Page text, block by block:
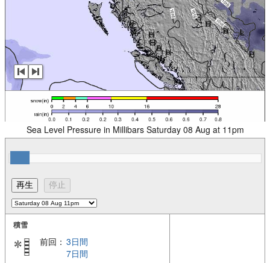
Sea Level Pressure in Millibars Saturday 08 Aug at 11pm
積雪
前回： 3日間
7日間